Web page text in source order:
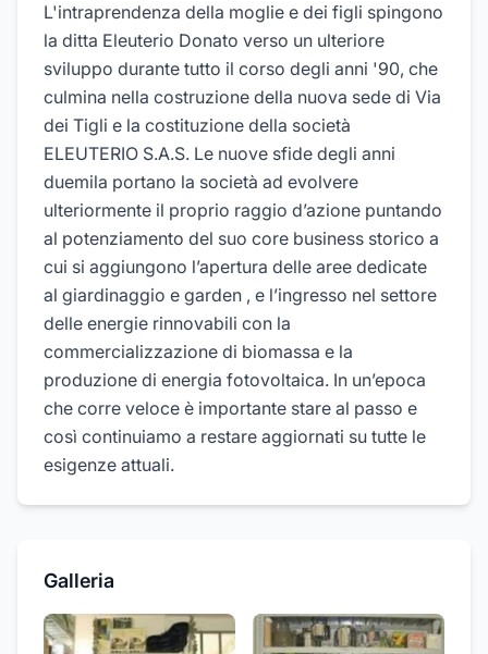
L'intraprendenza della moglie e dei figli spingono
la ditta Eleuterio Donato verso un ulteriore
sviluppo durante tutto il corso degli anni '90, che
culmina nella costruzione della nuova sede di Via
dei Tigli e la costituzione della società
ELEUTERIO S.A.S. Le nuove sfide degli anni
duemila portano la società ad evolvere
ulteriormente il proprio raggio d’azione puntando
al potenziamento del suo core business storico a
cui si aggiungono l’apertura delle aree dedicate
al giardinaggio e garden , e l’ingresso nel settore
delle energie rinnovabili con la
commercializzazione di biomassa e la
produzione di energia fotovoltaica. In un’epoca
che corre veloce è importante stare al passo e
così continuiamo a restare aggiornati su tutte le
esigenze attuali.
Galleria